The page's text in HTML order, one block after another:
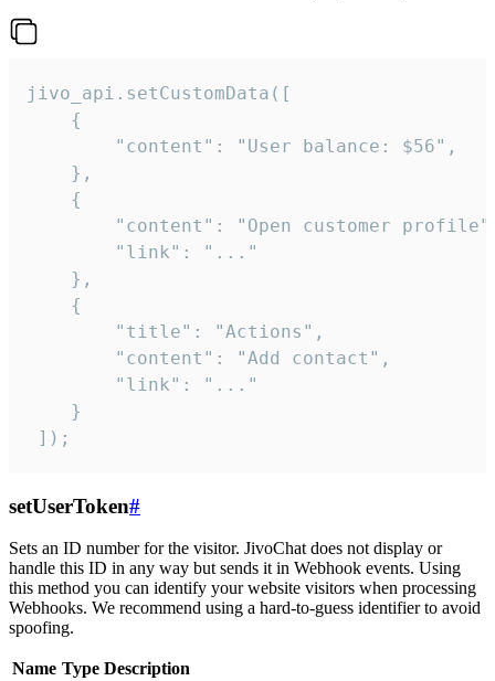
jivo_api.setCustomData([
    {
        "content": "User balance: $56",
    },
    {
"content": "Open customer
        "link": "..."
    },
    {
        "title": "Actions",
        "content": "Add contact",
        "link": "..."
    }
]);
setUserToken#
Sets an ID number for the visitor. JivoChat does not display or
handle this ID in any way but sends it in Webhook events. Using
this method you can identify your website visitors when processing
Webhooks. We recommend using a hard-to-guess identifier to avoid
spoofing.
Name Type Description